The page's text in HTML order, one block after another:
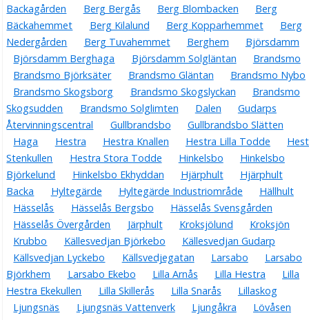
Backagården
Berg Bergås Berg Blombacken
Berg
Bäckahemmet
Berg Kilalund Berg Kopparhemmet
Berg
Nedergården
Berg Tuvahemmet Berghem
Björsdamm
Björsdamm Berghaga
Björsdamm Solgläntan
Brandsmo
Brandsmo Björksäter
Brandsmo Gläntan
Brandsmo Nybo
Brandsmo Skogsborg
Brandsmo Skogslyckan
Brandsmo
Skogsudden
Brandsmo Solglimten Dalen
Gudarps
Återvinningscentral
Gullbrandsbo
Gullbrandsbo Slätten
Haga
Hestra Hestra Knallen Hestra Lilla Todde
Stenkullen
Hestra Stora Todde Hinkelsbo
Hinkelsbo
Björkelund
Hinkelsbo Ekhyddan Hjärphult
Hjärphult
Backa
Hyltegärde Hyltegärde Industriområde
Hällhult
Hässelås
Hässelås Bergsbo
Hässelås Svensgården
Hässelås Övergården
Järphult Kroksjölund
Kroksjön
Krubbo
Källesvedjan Björkebo
Källesvedjan Gudarp
Källsvedjan Lyckebo
Källsvedjegatan Larsabo
Larsabo
Björkhem
Larsabo Ekebo Lilla Arnås Lilla Hestra
Lilla
Hestra Ekekullen
Lilla Skillerås Lilla Snarås
Lillaskog
Ljungsnäs
Ljungsnäs Vattenverk Ljungåkra
Lövåsen